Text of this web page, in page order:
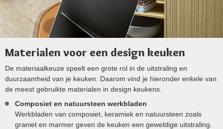
Materialen voor een design keuken
De materiaalkeuze speelt een grote rol in de uitstraling en
duurzaamheid van je keuken. Daarom vind je hieronder enkele van
de meest gebruikte materialen in design keukens.
Composiet en natuursteen werkbladen
Werkbladen van composiet, keramiek en natuursteen zoals
graniet en marmer geven de keuken een geweldige uitstraling.